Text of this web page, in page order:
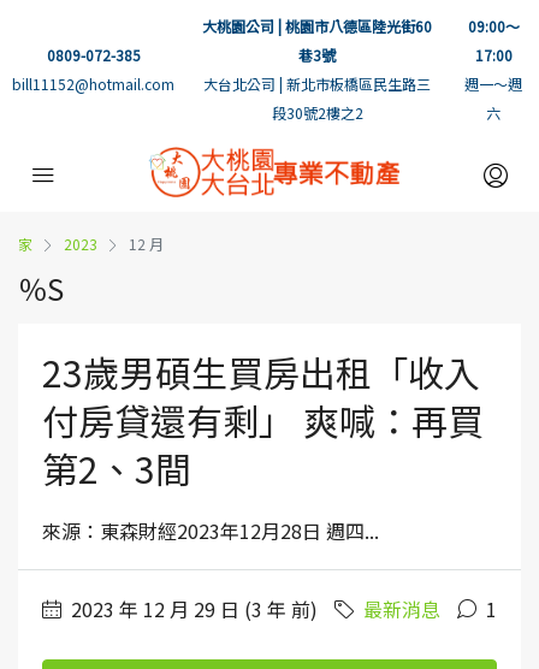
0809-072-385
bill11152@hotmail.com
大桃園公司 | 桃園市八德區陸光街60
巷3號
大台北公司 | 新北市板橋區民生路三
段30號2樓之2
09:00～
17:00
週一～週
六
家 2023 12 月
％S
23歲男碩生買房出租「收入
付房貸還有剩」 爽喊：再買
第2、3間
來源：東森財經2023年12月28日 週四...
2023 年 12 月 29 日 (3 年 前) 最新消息 1